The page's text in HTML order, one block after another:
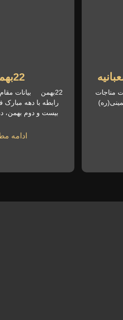
مناجات
22بهمن
22بهمن بیانات
بیست و دوم بهمن،
ادامه